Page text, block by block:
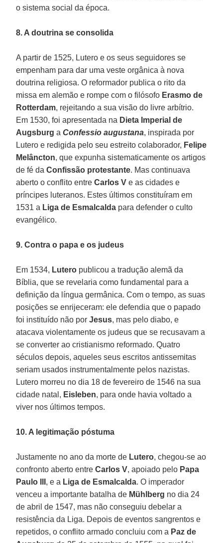
o sistema social da época.
8. A doutrina se consolida
A partir de 1525, Lutero e os seus seguidores se
empenham para dar uma veste orgânica à nova
doutrina religiosa. O reformador publica o rito da
missa em alemão e rompe com o filósofo Erasmo de
Rotterdam, rejeitando a sua visão do livre arbítrio.
Em 1530, foi apresentada na Dieta Imperial de
Augsburg aConfessio augustana, inspirada por
Lutero e redigida pelo seu estreito colaborador, Felipe
Melâncton, que expunha sistematicamente os artigos
de fé daConfissão protestante. Mas continuava
aberto o conflito entreCarlos V e as cidades e
príncipes luteranos. Estes últimos constituíram em
1531 a Liga de Esmalcalda para defender o culto
evangélico.
9. Contra o papa e os judeus
Em 1534, Lutero publicou a tradução alemã da
Bíblia, que se revelaria como fundamental para a
definição da língua germânica. Com o tempo, as suas
posições se enrijeceram: ele defendia que o papado
foi instituído não porJesus, mas pelo diabo, e
atacava violentamente os judeus que se recusavam a
se converter ao cristianismo reformado. Quatro
séculos depois, aqueles seus escritos antissemitas
seriam usados instrumentalmente pelos nazistas.
Lutero morreu no dia 18 de fevereiro de 1546 na sua
cidade natal, Eisleben, para onde havia voltado a
viver nos últimos tempos.
10. A legitimação póstuma
Justamente no ano da morte de Lutero, chegou-se ao
confronto aberto entreCarlos V, apoiado pelo Papa
Paulo III , e a Liga de Esmalcalda. O imperador
venceu a importante batalha de Mühlberg no dia 24
de abril de 1547, mas não conseguiu debelar a
resistência da Liga. Depois de eventos sangrentos e
repetidos, o conflito armado concluiu com a Paz de